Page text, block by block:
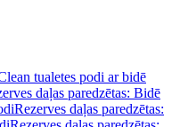
tualetes podi ar bidē
daļas paredzētas: Bidē
Rezerves daļas paredzētas: